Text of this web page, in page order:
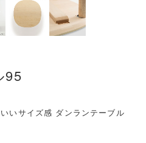
95
いサイズ感 ダンランテーブル